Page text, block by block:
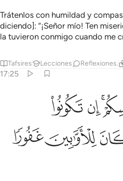
Trátenlos con humildad y
diciendo]: “¡Señor mío! Ten
la tuvieron conmigo cuando me
Tafsires Lecciones Reflexiones.
17:25
صالحين فانه كان للاوابين غفورا ٢٥
صَـٰلِحِينَ فَإِنَّهُۥ كَانَ لِلْأَوَّٰبِينَ
ﲵﲶ
ﲺﲻ